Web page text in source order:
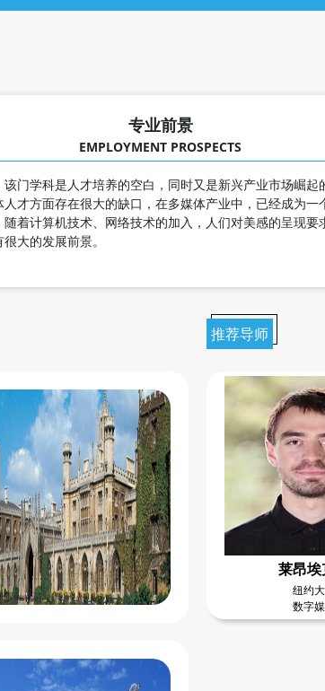
专业前景
EMPLOYMENT PROSPECTS
门学科是人才培养的空白，同时又是新兴产业市场崛起
才方面存在很大的缺口，在多媒体产业中，已经成为一
着计算机技术、网络技术的加入，人们对美感的呈现要
大的发展前景。
推荐导师
莱昂
纽约
数字